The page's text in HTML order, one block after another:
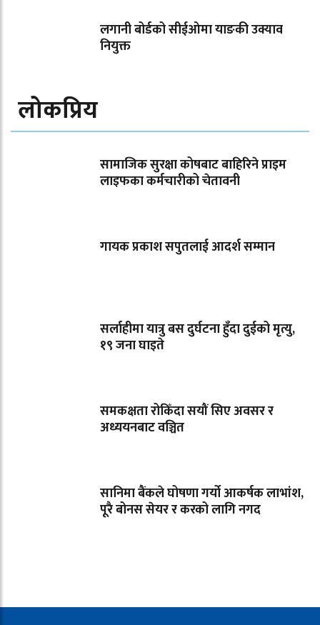
लगानी बोर्डको सीईओमा याङकी उक्याव
नियुक्त
लोकप्रिय
सामाजिक सुरक्षा कोषबाट बाहिरिने प्राइम
लाइफका कर्मचारीको चेतावनी
गायक प्रकाश सपुतलाई आदर्श सम्मान
सर्लाहीमा यात्रु बस दुर्घटना हुँदा दुईको मृत्यु,
१९ जना घाइते
समकक्षता रोकिँदा सयौं सिए अवसर र
अध्ययनबाट वञ्चित
सानिमा बैंकले घोषणा गर्यो आकर्षक लाभांश,
पूरै बोनस सेयर र करको लागि नगद